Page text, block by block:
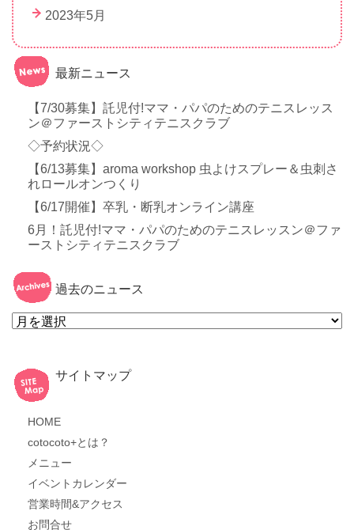
2023年5月
最新ニュース
【7/30募集】託児付!ママ・パパのためのテニスレッス
ン＠ファーストシティテニスクラブ
◇予約状況◇
【6/13募集】aroma workshop 虫よけスプレー＆虫刺さ
れロールオンつくり
【6/17開催】卒乳・断乳オンライン講座
6月！託児付!ママ・パパのためのテニスレッスン＠ファ
ーストシティテニスクラブ
過去のニュース
過
去
ー
ス
サイトマップ
HOME
cotocoto+とは？
メニュー
イベントカレンダー
営業時間&アクセス
お問合せ